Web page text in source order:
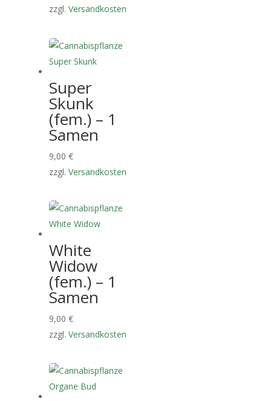
zzgl.Versandkosten
Super
Skunk
(fem.) – 1
Samen
9,00€
zzgl.Versandkosten
White
Widow
(fem.) – 1
Samen
9,00€
zzgl.Versandkosten